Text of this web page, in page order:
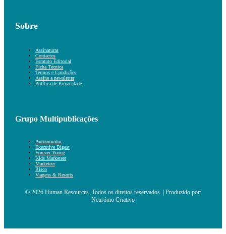
Sobre
Assinaturas
Contactos
Estatuto Editorial
Ficha Técnica
Termos e Condições
Assine a newsletter
Política de Privacidade
Grupo Multipublicações
Automonitor
Executive Digest
Forever Young
Kids Marketeer
Marketeer
Risco
Viagens & Resorts
© 2026 Human Resources. Todos os direitos reservados. | Produzido por:
Neurónio Criativo